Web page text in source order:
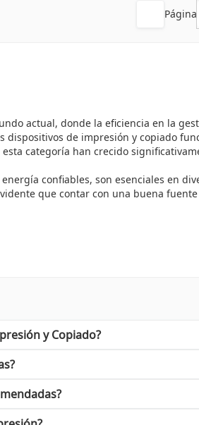
Página
actual, donde la eficiencia en la
de impresión y copiado
categoría han crecido
confiables, son esenciales en
que contar con una buena
optimizar tus equipos de impresión.
resistencia y durabilidad.
y Copiado?